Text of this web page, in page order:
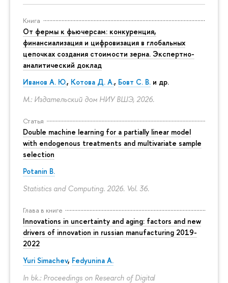
Книга
От фермы к фьючерсам: конкуренция,
финансиализация и цифровизация в глобальных
цепочках создания стоимости зерна. Экспертно-
аналитический доклад
Иванов А. Ю., Котова Д. А., Бовт С. В. и др.
М.: Издательский дом НИУ ВШЭ, 2026.
Статья
Double machine learning for a partially linear model
with endogenous treatments and multivariate sample
selection
Potanin B.
Statistics and Computing. 2026. Vol. 36.
Глава в книге
Innovations in uncertainty and aging: factors and new
drivers of innovation in russian manufacturing 2019-
2022
Yuri Simachev, Fedyunina A.
In bk.: Proceedings on Research of Digital